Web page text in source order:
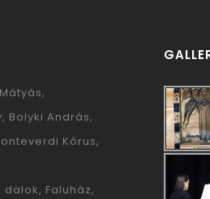
Bolyki András
Kórus
dalok Faluház